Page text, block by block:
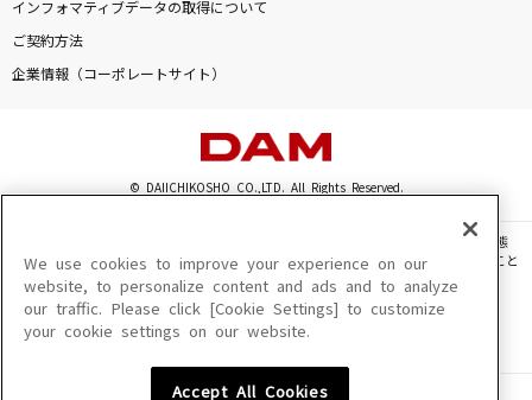
インフォマティブデータの取得について
ご契約方法
企業情報（コーポレートサイト）
© DAIICHIKOSHO CO.,LTD. All Rights Reserved.
このサイトに掲載されている一切の文章・画像・写真・動画・音声等を、手段や形態
を問わず、著作権法の定める範囲を超えて無断で複製、転載、ファイル化などすること
を禁じます。
楽曲及びコンテンツは、機種によりご利用いただけない場合があります。
楽曲及びコンテンツの配信日、配信内容が変更になる場合があります。
We use cookies to improve your experience on our
website, to personalize content and ads and to analyze
our traffic. Please click [Cookie Settings] to customize
your cookie settings on our website.
Accept All Cookies